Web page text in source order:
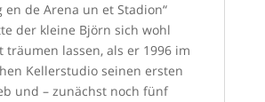
en de Arena un et Stadion“
der kleine Björn sich wohl
träumen lassen, als er 1996 im
Kellerstudio seinen ersten
und – zunächst noch fünf